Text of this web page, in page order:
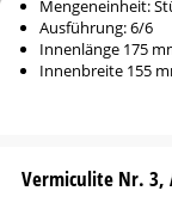
Mengeneinheit:
Ausführung: 6/6
Innenlänge 175
Innenbreite 155
Vermiculite Nr. 3,